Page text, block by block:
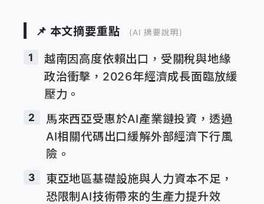
📌 本文摘要重點 (AI 摘要說明)
1
越南因高度依賴出口，受關稅與地緣
政治衝擊，2026年經濟成長面臨放緩
壓力。
2
馬來西亞受惠於AI產業鏈投資，透過
AI相關代碼出口緩解外部經濟下行風
險。
3
東亞地區基礎設施與人力資本不足，
恐限制AI技術帶來的生產力提升效